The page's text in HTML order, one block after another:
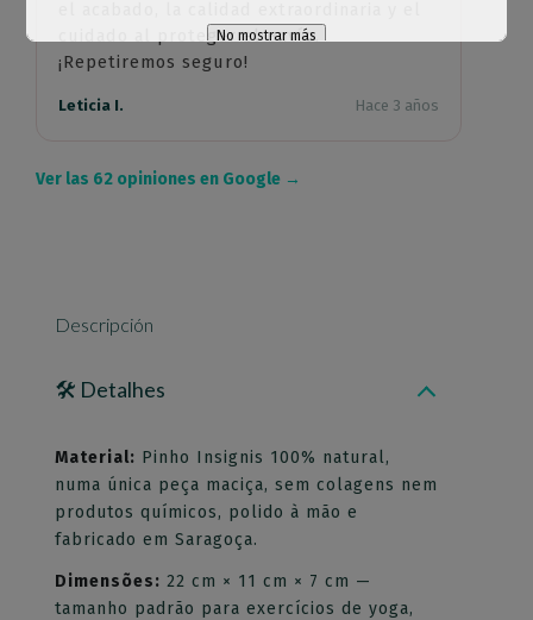
cuidado al proteger el envío.
¡Repetiremos seguro!
Leticia I. Hace 3 años
Ver las 62 opiniones en Google →
Descripción
🛠️ Detalhes
Material: Pinho Insignis 100% natural,
numa única peça maciça, sem colagens nem
produtos químicos, polido à mão e
fabricado em Saragoça.
Dimensões: 22 cm × 11 cm × 7 cm —
tamanho padrão para exercícios de yoga,
No mostrar más
Esto se cerrará en